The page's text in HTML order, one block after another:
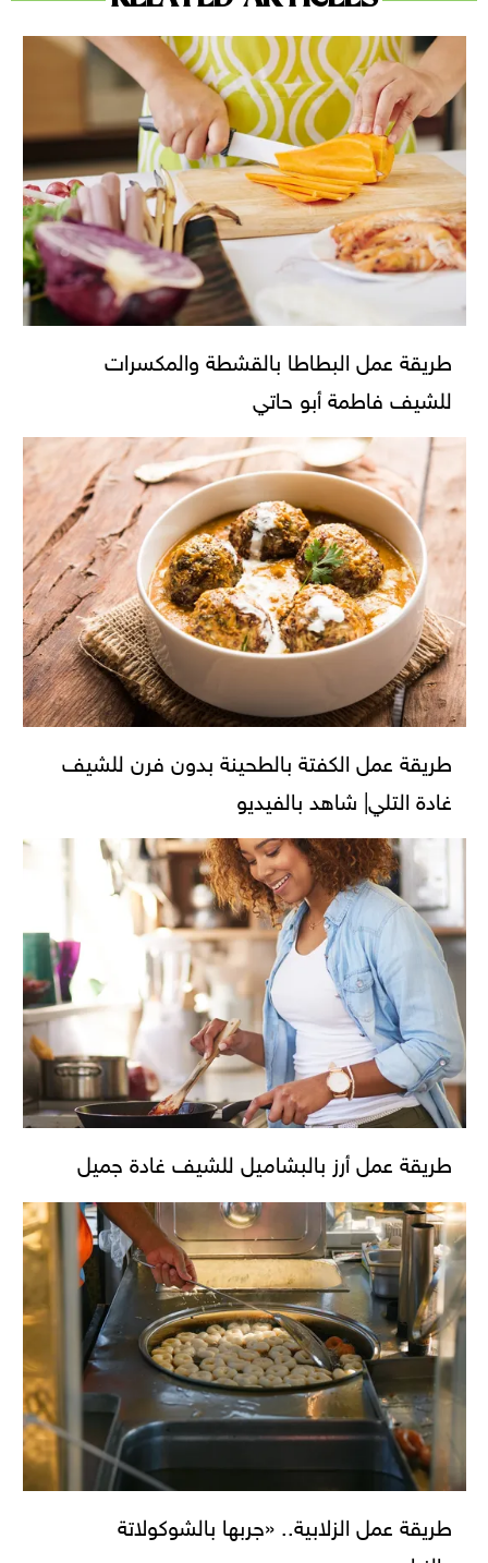
طريقة عمل البطاطا بالقشطة والمكسرات
للشيف فاطمة أبو حاتي
طريقة عمل الكفتة بالطحينة بدون فرن للشيف
غادة التلي| شاهد بالفيديو
طريقة عمل أرز بالبشاميل للشيف غادة جميل
طريقة عمل الزلابية.. «جربها بالشوكولاتة